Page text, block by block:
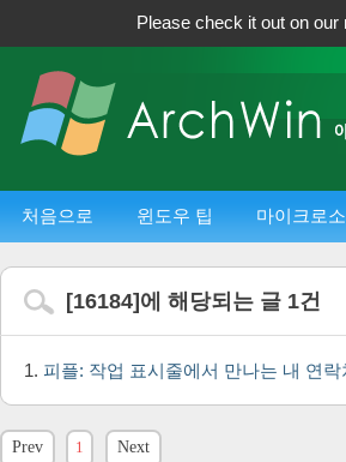
Please check it out on our
처음으로 윈도우 팁 마이크로
[16184]에 해당되는 글 1건
피플: 작업 표시줄에서 만나는 내 연락
Prev 1 Next